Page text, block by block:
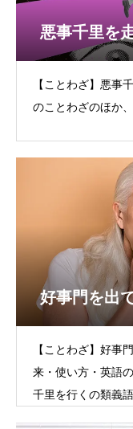
悪事千里を
【ことわざ】悪事
のことわざのほか
好事門を出
【ことわざ】好事
来・使い方・英語
千里を行くの類義